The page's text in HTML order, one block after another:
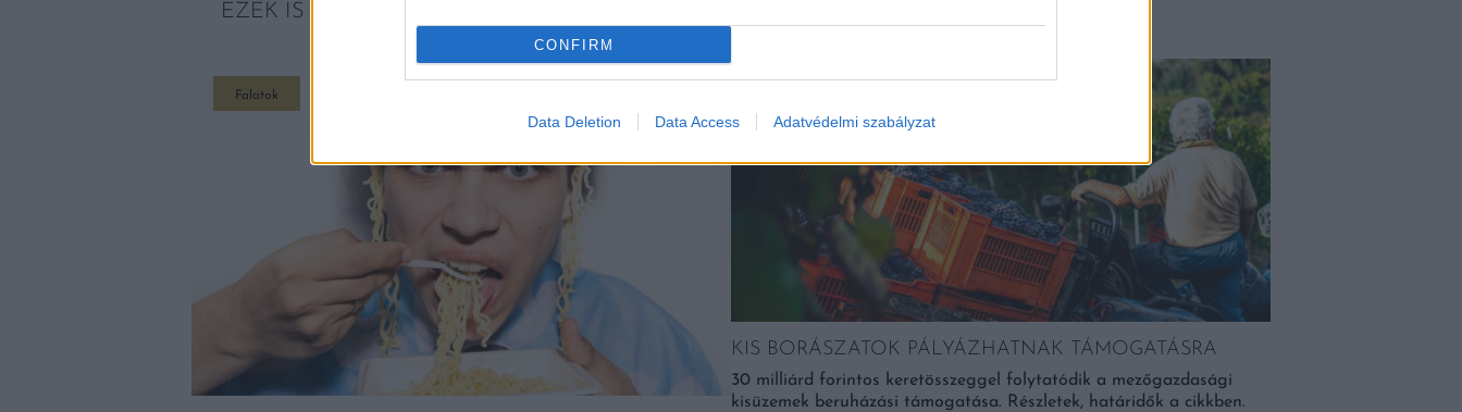
CONFIRM
Data Deletion Data Access Adatvédelmi szabályzat
EZEK IS ÉRDEKELHETNEK
Falatok
KIS BORÁSZATOK PÁLYÁZHATNAK TÁMOGATÁSRA
30 milliárd forintos keretösszeggel folytatódik a mezőgazdasági
kisüzemek beruházási támogatása. Részletek, határidők a cikkben.